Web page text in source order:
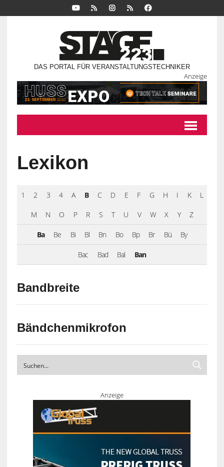
DAS PORTAL FÜR VERANSTALTUNGSTECHNIKER
Anzeige
Lexikon
1 2 3 4 A B C D E F G H I K L
M N O P R S T U V W X Y Z
Ba Be Bi Bl Bn Bo Bp Br Bü By
Bac Bad Bal Ban
Bandbreite
Bändchenmikrofon
Anzeige